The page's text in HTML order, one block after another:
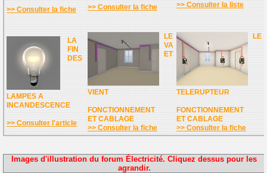
>> Consulter la fiche >> Consulter la fiche >> Consulter la liste
LA
FIN
DES
LAMPES A
INCANDESCENCE
>> Consulter l'article
LE
VA
ET
VIENT
FONCTIONNEMENT
ET CABLAGE
>> Consulter la fiche
LE
TELERUPTEUR
FONCTIONNEMENT
ET CABLAGE
>> Consulter la fiche
Images d'illustration du forum Électricité. Cliquez dessus pour les
agrandir.